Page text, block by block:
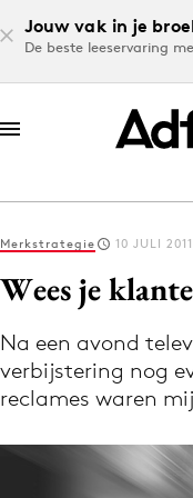
Jouw vak in je
De beste leeservaring
Log in
Volg het
Merkstrategie 10 JULI 2011
Wees je
Na een avond
verbijstering nog
reclames waren